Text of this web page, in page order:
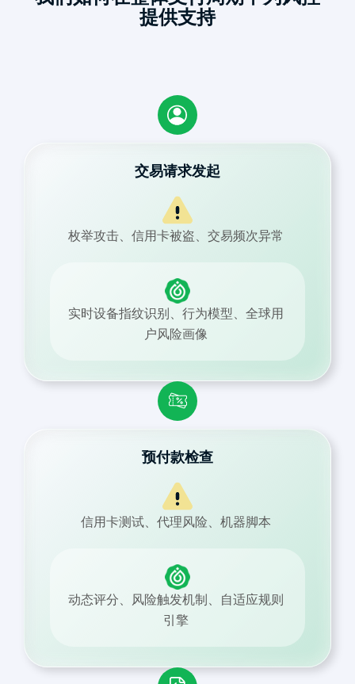
提供支持
交易请求发起
枚举攻击、信用卡被盗、交易频次异常
实时设备指纹识别、行为模型、全球用
户风险画像
预付款检查
信用卡测试、代理风险、机器脚本
动态评分、风险触发机制、自适应规则
引擎